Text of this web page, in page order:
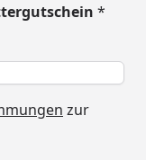
*
zur